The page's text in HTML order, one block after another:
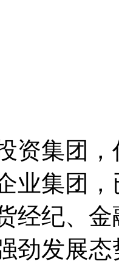
资集团
业集团
经纪、
劲发展态